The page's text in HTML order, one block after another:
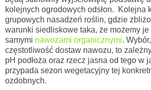
kolejnych ogrodowych odsłon. Kolejna
grupowych nasadzeń roślin, gdzie
warunki siedliskowe taka, że możemy
samymi nawozami organicznymi.
częstotliwość dostaw nawozu, to
pH podłoża oraz rzecz jasna od tego w
przypada sezon wegetacyjny tej
ozdobnych.